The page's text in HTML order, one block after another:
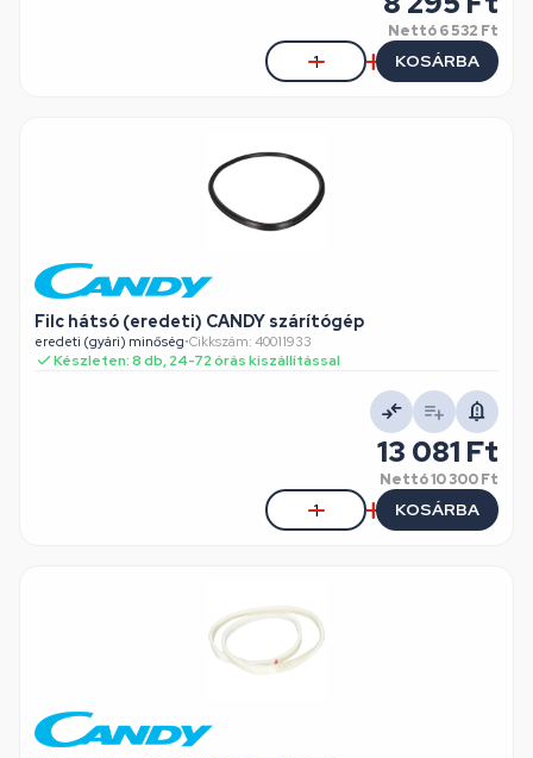
Nettó6 532 Ft
KOSÁRBA
Filc hátsó (eredeti) CANDY szárítógép
eredeti (gyári) minőség•Cikkszám: 40011933
Készleten: 8 db, 24-72 órás kiszállítással
13 081 Ft
Nettó10 300 Ft
KOSÁRBA